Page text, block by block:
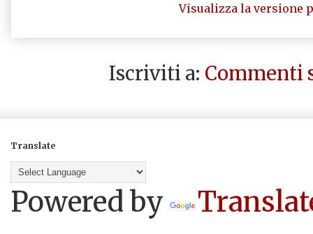
Visualizza la versione
Iscriviti a: Commenti
Translate
Powered by